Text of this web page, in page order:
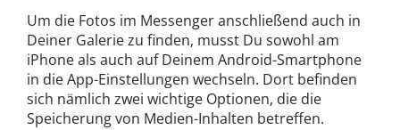
Um die Fotos im Messenger anschließend auch in
Deiner Galerie zu finden, musst Du sowohl am
iPhone als auch auf Deinem Android-Smartphone
in die App-Einstellungen wechseln. Dort befinden
sich nämlich zwei wichtige Optionen, die die
Speicherung von Medien-Inhalten betreffen.